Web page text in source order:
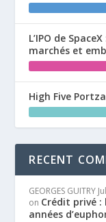
L’IPO de
marchés et
High Five
RECENT
GEORGES GUITRY
on Crédit privé :
années